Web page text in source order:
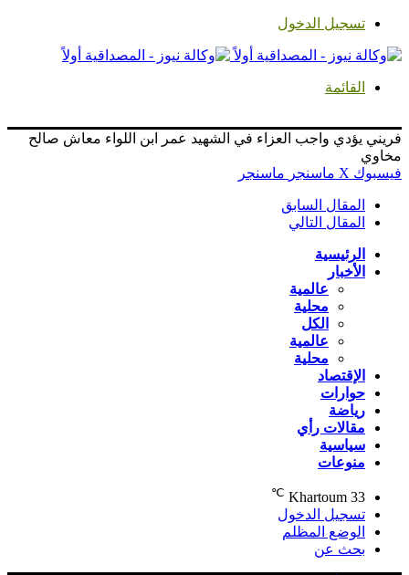
تسجيل الدخول
القائمة
فريني يؤدي واجب العزاء في الشهيد عمر ابن اللواء معاش صالح
مخاوي
فيسبوك ‫X ماسنجر ماسنجر
المقال السابق
المقال التالي
الرئيسية
الأخبار
عالمية
محلية
الكل
عالمية
محلية
الإقتصاد
حوارات
رياضة
مقالات رأي
سياسية
منوعات
Khartoum 33
℃
تسجيل الدخول
الوضع المظلم
بحث عن